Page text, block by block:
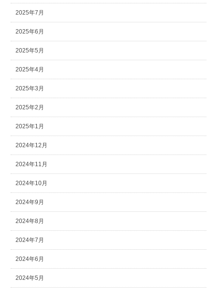
2025年7月
2025年6月
2025年5月
2025年4月
2025年3月
2025年2月
2025年1月
2024年12月
2024年11月
2024年10月
2024年9月
2024年8月
2024年7月
2024年6月
2024年5月